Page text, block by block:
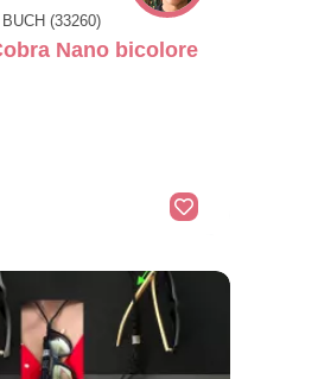
(33260)
Nano bicolore